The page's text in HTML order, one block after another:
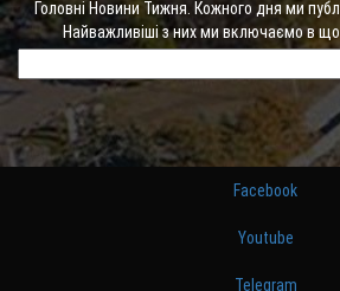
Головні Новини Тижня. Кожного дня ми
Найважливіші з них ми включаємо в
Facebook
Youtube
Telegram